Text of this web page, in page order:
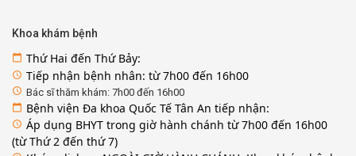
Khoa khám bệnh
calendar_today Thứ Hai đến Thứ Bảy:
access_time Tiếp nhận bệnh nhân: từ 7h00 đến 16h00
access_time Bác sĩ thăm khám: 7h00 đến 16h00
calendar_today Bệnh viện Đa khoa Quốc Tế Tân An tiếp nhận:
access_time Áp dụng BHYT trong giờ hành chánh từ 7h00 đến 16h00
(từ Thứ 2 đến thứ 7)